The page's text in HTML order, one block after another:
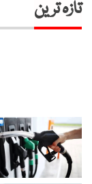
تازہ ترین